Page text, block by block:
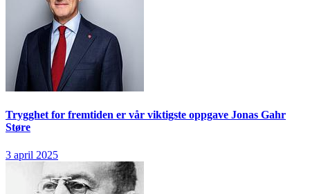
Trygghet for fremtiden er vår viktigste oppgave Jonas Gahr
Støre
3 april 2025